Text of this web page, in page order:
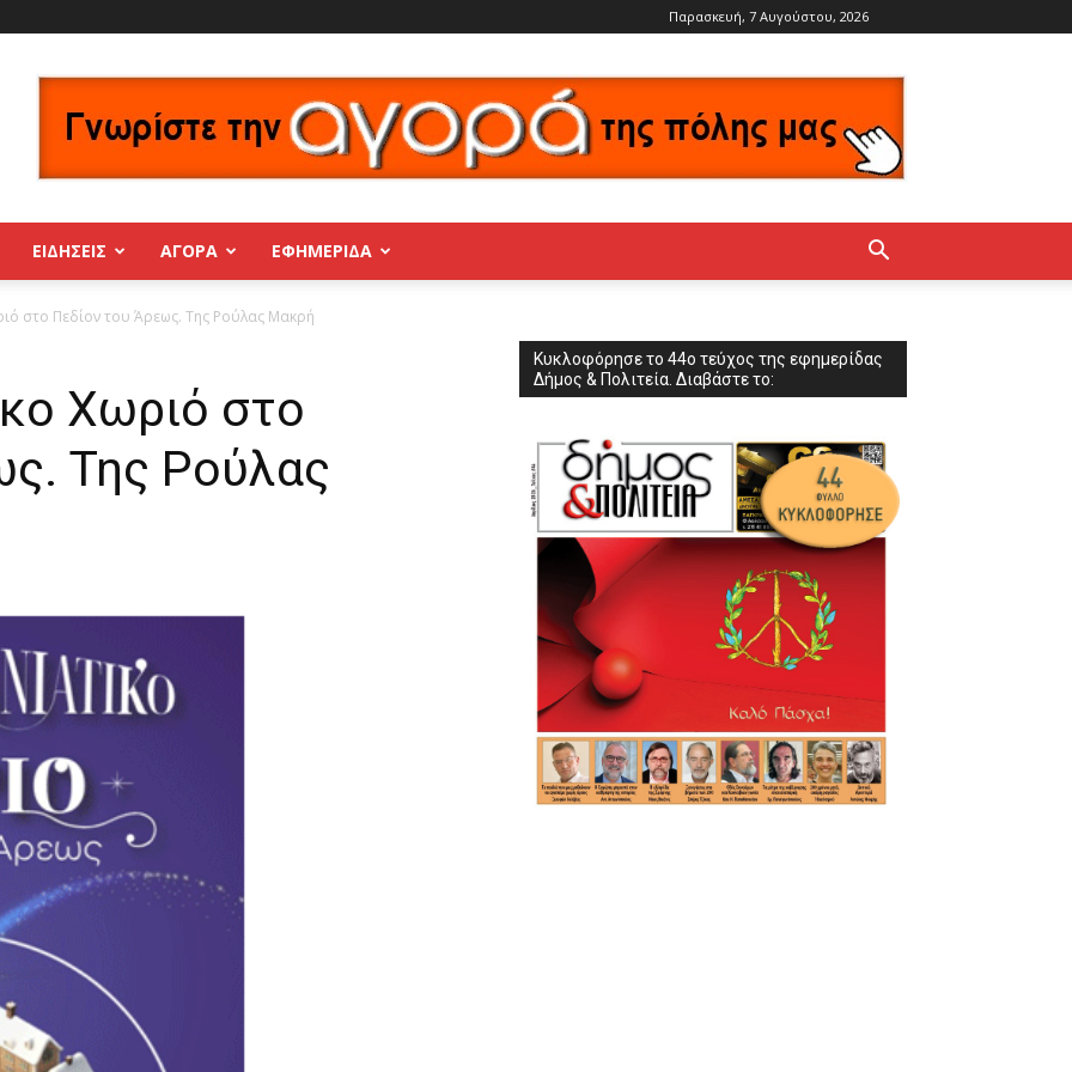
Παρασκευή, 7 Αυγούστου, 2026
ΕΙΔΗΣΕΙΣ ΑΓΟΡΑ ΕΦΗΜΕΡΊΔΑ
στο Πεδίον του Άρεως. Της Ρούλας Μακρή
Χωριό στο
Της Ρούλας
Κυκλοφόρησε το 44ο τεύχος της εφημερίδας
Δήμος & Πολιτεία. Διαβάστε το: